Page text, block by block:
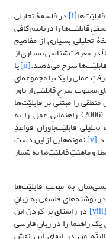
[i] در فلسفۀ تحلیلی
قابلیّت‌ها را دریابیم کافی
تحلیلی بسیاری از مفاهیمِ
در معرفت‌شناسی بسیاری از
شرح می‌دهند.[ii] یا
(1949) مهارت و معرفتِ عملی را یک یا مجموعه‌ای
محبوب شرحِ قابلیّتی از باور
را مبتنی بر قابلیّت‌ها
در فلسفۀ کنش ریلتون (2006) راهنماییِ عمل را به
قابلیّت‌باوران قواعدِ
[v] نمونه‌هایی از این دست
و ماهیّتِ قابلیّت‌ها به شمار
به مبحثِ قابلیّت‌ها
در نوشته‌های فلسفی به زبانِ
[viii] در راستای پر کردنِ این
راهنما را در زبانِ فارسی